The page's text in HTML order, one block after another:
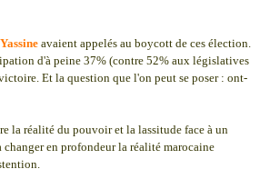
avaient appelés au boycott de ces élection.
d'à peine 37% (contre 52% aux législatives
Et la question que l'on peut se poser : ont-
la réalité du pouvoir et la lassitude face à un
en profondeur la réalité marocaine